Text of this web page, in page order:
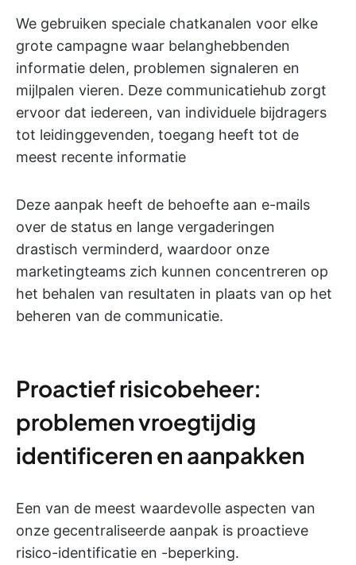
We gebruiken speciale chatkanalen voor elke
grote campagne waar belanghebbenden
informatie delen, problemen signaleren en
mijlpalen vieren. Deze communicatiehub zorgt
ervoor dat iedereen, van individuele bijdragers
tot leidinggevenden, toegang heeft tot de
meest recente informatie
Deze aanpak heeft de behoefte aan e-mails
over de status en lange vergaderingen
drastisch verminderd, waardoor onze
marketingteams zich kunnen concentreren op
het behalen van resultaten in plaats van op het
beheren van de communicatie.
Proactief risicobeheer:
problemen vroegtijdig
identificeren en aanpakken
Een van de meest waardevolle aspecten van
onze gecentraliseerde aanpak is proactieve
risico-identificatie en -beperking.